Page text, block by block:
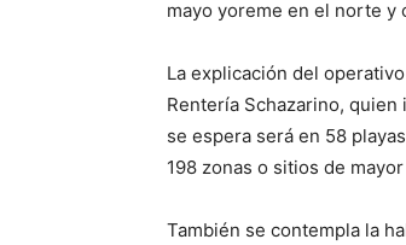
mayo yoreme en el norte
La explicación del
Rentería Schazarino,
se espera será en 58
198 zonas o sitios de
También se contempla la